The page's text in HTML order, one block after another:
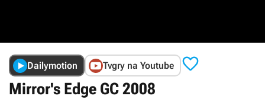
Dailymotion Tvgry na Youtube 
Mirror's Edge GC 2008